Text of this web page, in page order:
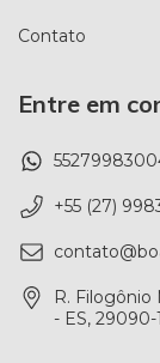
Contato
Entre em
+55 (27)
R. Filogônio
- ES, 29090-